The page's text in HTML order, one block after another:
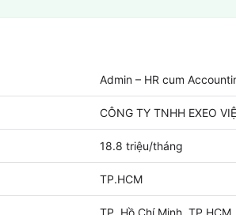
Admin – HR cum
CÔNG TY TNHH EXEO
18.8 triệu/tháng
TP.HCM
TP. Hồ Chí Minh, TP.HCM